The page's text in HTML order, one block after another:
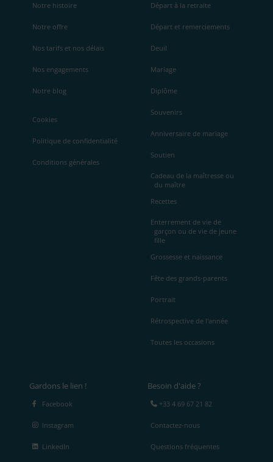
Notre histoire
Notre offre
Nos tarifs et nos délais
Nos engagements
Notre blog
Cookies
Politique de confidentialité
Conditions générales
Départ à la retraite
Départ et remerciements
Deuil
Mariage
Diplôme
Souvenirs
Anniversaire de mariage
Soutien
Cadeau de la maîtresse ou
du maître
Recettes
Enterrement de vie de
garçon ou de vie de jeune
fille
Grossesse et naissance
Fête des grands-parents
Portrait
Rétrospective de l'année
Toutes les occasions
Gardons le lien !
Facebook
Instagram
LinkedIn
Besoin d'aide ?
+33 4 69 67 21 82
Contactez-nous
Questions fréquentes